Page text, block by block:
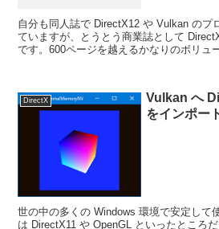
自分も同人誌で DirectX12 や Vulkan のプ
ていますが、とうとう商業誌として
です。600ページを越えるかなりのボリュ
DirectX
Vulkan へ
をインポー
世の中の多くの Windows 環境で安定して
は DirectX11 や OpenGL といったところ